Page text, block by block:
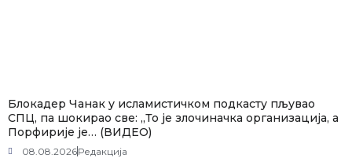
Блокадер Чанак у исламистичком подкасту пљувао
СПЦ, па шокирао све: „То је злочиначка организација, а
Порфирије је… (ВИДЕО)
08.08.2026Редакција